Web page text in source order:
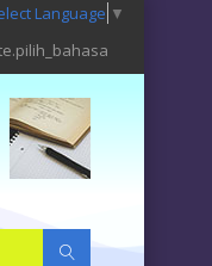
Language ▼